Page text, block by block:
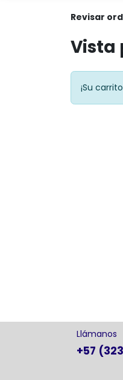
Revisar
Vista
¡Su
Llámanos
+57